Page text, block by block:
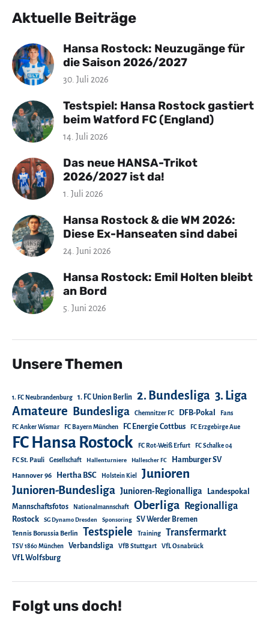
Aktuelle Beiträge
Hansa Rostock: Neuzugänge für
die Saison 2026/2027
30. Juli 2026
Testspiel: Hansa Rostock gastiert
beim Watford FC (England)
14. Juli 2026
Das neue HANSA-Trikot
2026/2027 ist da!
1. Juli 2026
Hansa Rostock & die WM 2026:
Diese Ex-Hanseaten sind dabei
24. Juni 2026
Hansa Rostock: Emil Holten bleibt
an Bord
5. Juni 2026
Unsere Themen
1. FC Neubrandenburg 1. FC Union Berlin 2. Bundesliga 3. Liga
Amateure Bundesliga Chemnitzer FC DFB-Pokal Fans
FC Anker Wismar FC Bayern München FC Energie Cottbus FC Erzgebirge Aue
FC Hansa Rostock FC Rot-Weiß Erfurt FC Schalke 04
FC St. Pauli Gesellschaft Hallenturniere Hallescher FC Hamburger SV
Hannover 96 Hertha BSC Holstein Kiel Junioren
Junioren-Bundesliga Junioren-Regionalliga
Landespokal
Mannschaftsfotos
Nationalmannschaft Oberliga Regionalliga
Rostock SG Dynamo Dresden Sponsoring SV Werder Bremen
Tennis Borussia Berlin Testspiele Training Transfermarkt
TSV 1860 München Verbandsliga VfB Stuttgart VfL Osnabrück
VfL Wolfsburg
Folgt uns doch!